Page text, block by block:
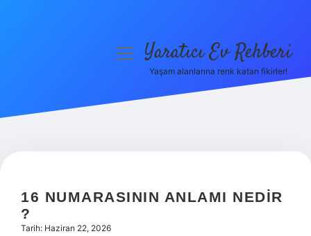
Hakkımızda
menüyüYaratıcı Ev Rehberi
Yaşam alanlarına renk katan fikirler!
16 NUMARASININ ANLAMI NEDIR
?
Tarih: Haziran 22, 2026